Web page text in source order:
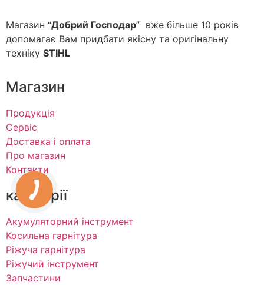
Магазин “Добрий Господар” вже більше 10 років
допомагає Вам придбати якісну та оригінальну
техніку STIHL
Магазин
Продукція
Сервіс
Доставка і оплата
Про магазин
Контакти
категорії
Акумуляторний інструмент
Косильна гарнітура
Ріжуча гарнітура
Ріжучий інструмент
Запчастини